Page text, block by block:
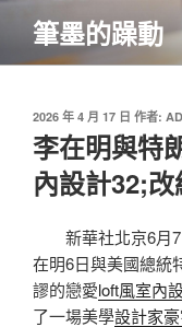
主
筆墨的躁動
發
佈
於
2026 年 4 月 17 日 作者:
李在明與特
內設計32;
新華社北京6
在明6日與美國總統
謬的戀愛loft風室內
了一場美學設計家